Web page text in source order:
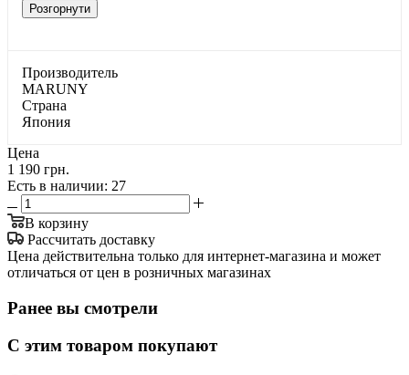
Розгорнути
Производитель
MARUNY
Страна
Япония
Цена
1 190 грн.
Есть в наличии: 27
В корзину
Рассчитать доставку
Цена действительна только для интернет-магазина и может
отличаться от цен в розничных магазинах
Ранее вы смотрели
С этим товаром покупают